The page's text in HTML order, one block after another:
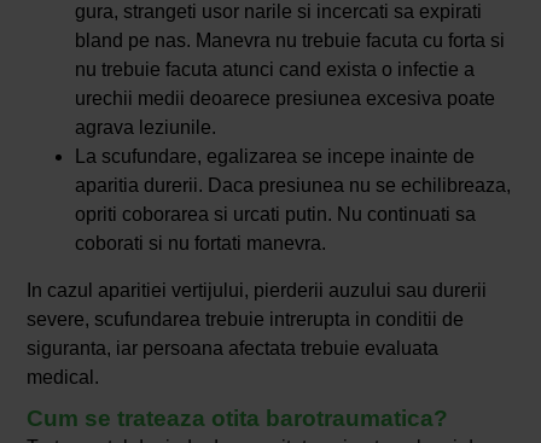
gura, strangeti usor narile si incercati sa expirati
bland pe nas. Manevra nu trebuie facuta cu forta si
nu trebuie facuta atunci cand exista o infectie a
urechii medii deoarece presiunea excesiva poate
agrava leziunile.
La scufundare, egalizarea se incepe inainte de
aparitia durerii. Daca presiunea nu se echilibreaza,
opriti coborarea si urcati putin. Nu continuati sa
coborati si nu fortati manevra.
In cazul aparitiei vertijului, pierderii auzului sau durerii
severe, scufundarea trebuie intrerupta in conditii de
siguranta, iar persoana afectata trebuie evaluata
medical.
Cum se trateaza otita barotraumatica?